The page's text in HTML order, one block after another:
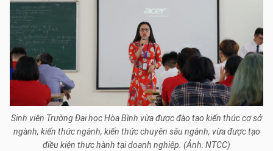
Sinh viên Trường Đại học Hòa Bình vừa được đào tạo kiến thức cơ sở
ngành, kiến thức ngành, kiến thức chuyên sâu ngành, vừa được tạo
điều kiện thực hành tại doanh nghiệp. (Ảnh: NTCC)